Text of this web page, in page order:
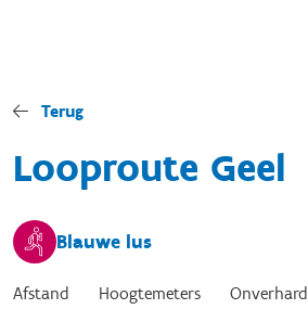
Terug
Looproute Geel
Blauwe lus
Afstand Hoogtemeters Onverhard